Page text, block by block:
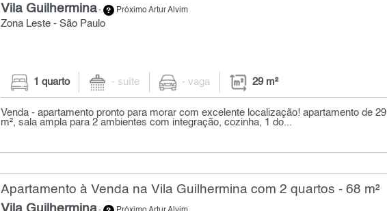
Vila Guilhermina- Próximo Artur Alvim
Zona Leste - São Paulo
1 quarto - suíte - vaga 29 m²
Venda - apartamento pronto para morar com excelente localização! apartamento de 29
m², sala ampla para 2 ambientes com integração, cozinha, 1 do...
Apartamento à Venda na Vila Guilhermina com 2 quartos - 68 m²